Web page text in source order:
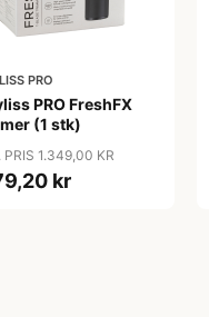
PRO
PRO FreshFX
(1 stk)
PRIS 1.349,00 KR
kr